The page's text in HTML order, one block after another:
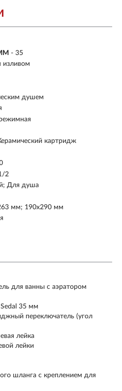
- 35
изливом
душем
картридж
2
Для душа
мм; 190x290 мм
для ванны с аэратором
35 мм
переключатель (угол
лейка
лейки
шланга с креплением для